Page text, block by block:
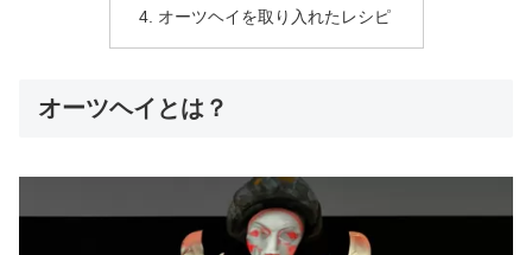
オーツヘイを取り入れたレシピ
オーツヘイとは？